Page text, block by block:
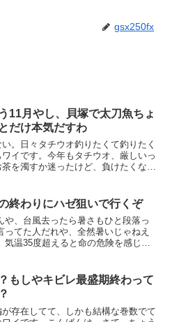
gsx250fx
11月やし、貝塚で太刀魚ちょ
だけ本気だすわ
。日々タチウオ釣りたくて釣りたく
イです。今年もタチウオ、厳しいっ
を濁すか迷ったけど、負けたくない
終わりにハゼ狙いで行くぞ
や、台風去ったら暑さもひと段落っ
ってた人だれや、全然暑いじゃねえ
気温35度超えると命の危険を感じ
こりゃ貝塚も秒読みか、そろそろキ
ゴの用意はじめんとあき...
もしやキビレ最盛期終わって
存在してて、しかも結構な巻数でて